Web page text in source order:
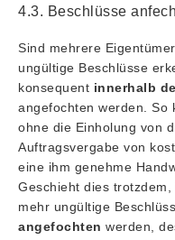
4.3. Beschlüsse
Sind mehrere
ungültige Beschlüsse
konsequent innerhalb
angefochten werden. So
ohne die Einholung von
Auftragsvergabe von
eine ihm genehme
Geschieht dies
mehr ungültige
angefochten werden,